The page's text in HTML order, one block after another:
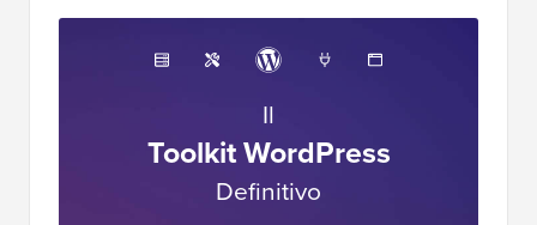
Il
Toolkit WordPress
Definitivo